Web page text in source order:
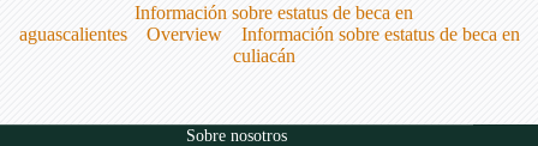
Información sobre estatus de beca en
aguascalientes
Overview
Información sobre estatus de beca en
culiacán
Sobre nosotros